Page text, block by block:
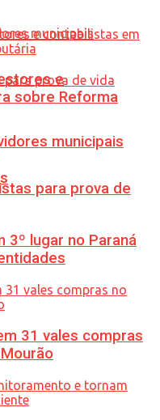
municipais
para prova de
e
sobre Reforma
3º lugar no Paraná
31 vales compras